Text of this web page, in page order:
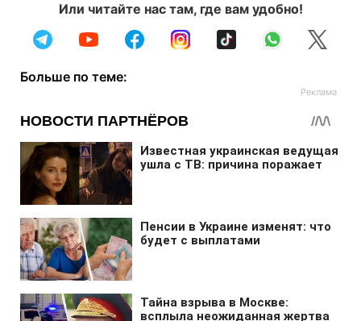
Или читайте нас там, где вам удобно!
Больше по теме: